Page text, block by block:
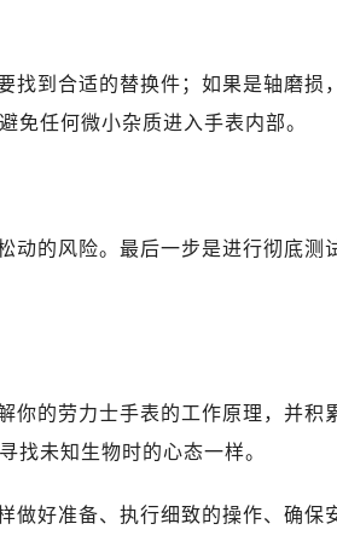
（鄂尔多斯大厦）23层2326室（需提
预约）
）
）
约）
约）
预约）
）
）
到合适的替换件；如果是轴磨损，
免任何微小杂质进入手表内部。
动的风险。最后一步是进行彻底测
你的劳力士手表的工作原理，并积
未知生物时的心态一样。
做好准备、执行细致的操作、确保